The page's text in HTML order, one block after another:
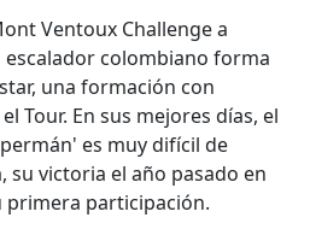
Ventoux Challenge a
escalador colombiano forma
una formación con
Tour. En sus mejores días, el
es muy difícil de
su victoria el año pasado en
primera participación.